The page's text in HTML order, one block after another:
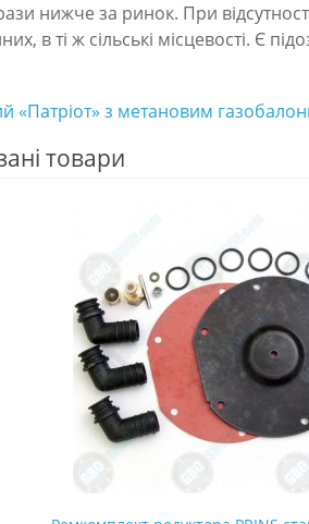
нижче за ринок. При
в ті ж сільські місцевості. Є
«Патріот» з метановим
товари